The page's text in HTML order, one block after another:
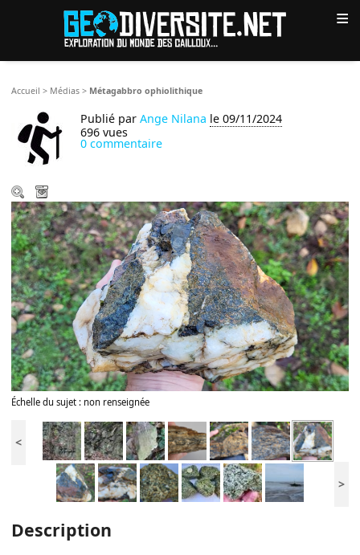
≡
Accueil > Médias > Métagabbro ophiolithique
Publié parAnge Nilana le 09/11/2024
696 vues
0 commentaire
Échelle du sujet : non renseignée
<
>
Description